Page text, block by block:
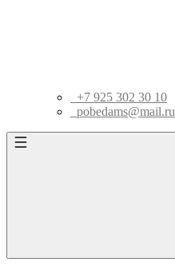
+7 925 302 30 10
pobedams@mail.ru